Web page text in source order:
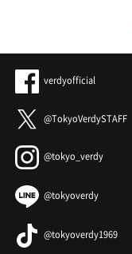
verdyofficial
@TokyoVerdySTAFF
@tokyo_verdy
@tokyoverdy
@tokyoverdy1969